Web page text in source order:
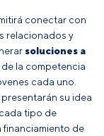
conectar con
relacionados y
soluciones a
la competencia
cada uno.
su idea
tipo de
financiamiento de